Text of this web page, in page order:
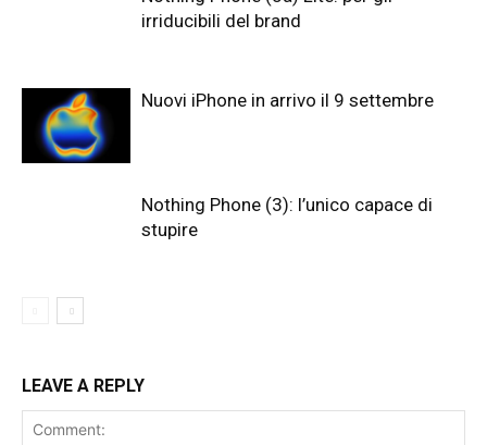
irriducibili del brand
Nuovi iPhone in arrivo il 9 settembre
Nothing Phone (3): l’unico capace di
stupire
LEAVE A REPLY